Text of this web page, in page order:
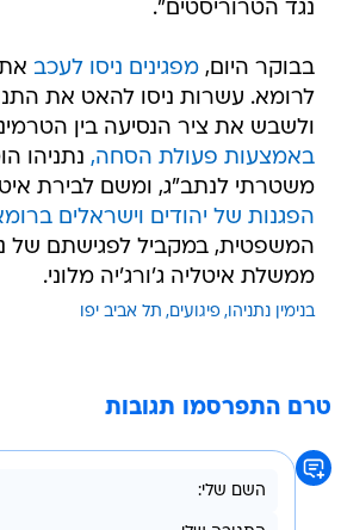
נגד הטרוריסטים".
בבוקר היום,מפגינים ניסו לעכב
לרומא. עשרות ניסו להאט את
ולשבש את ציר הנסיעה בין
באמצעות פעולת הסחה, נתניהו
משטרתי לנתב"ג, ומשם לבירת
הפגנות של יהודים וישראלים
המשפטית, במקביל לפגישתם של
ממשלת איטליה ג'ורג'יה מלוני.
בנימין נתניהו פיגועים תל אביב יפו
טרם התפרסמו תגובות